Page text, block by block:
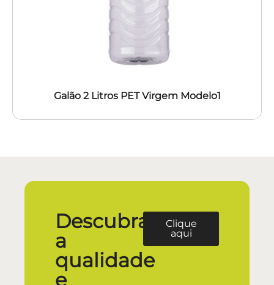
Galão 2 Litros PET Virgem Modelo1
Descubra
a
qualidade
e
Clique
aqui